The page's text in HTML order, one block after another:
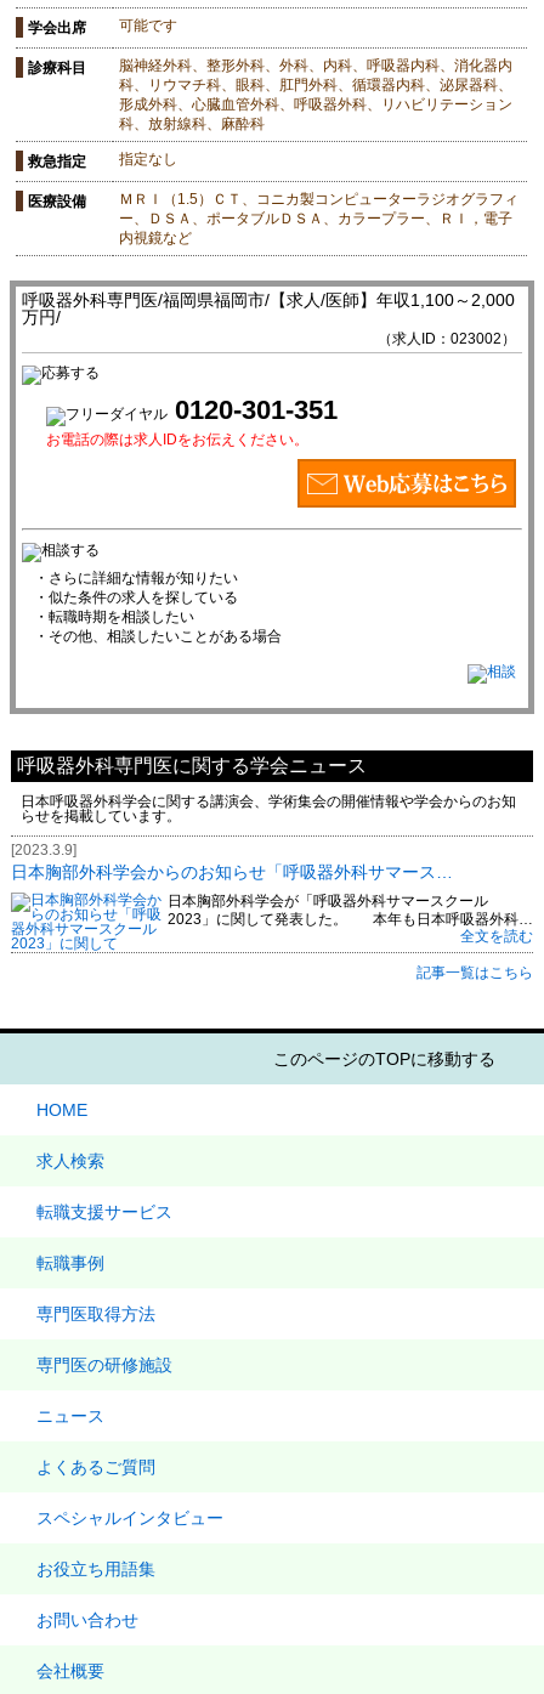
学会出席 可能です
診療科目
脳神経外科、整形外科、外科、内科、呼吸器内科、消化器内
科、リウマチ科、眼科、肛門外科、循環器内科、泌尿器科、
形成外科、心臓血管外科、呼吸器外科、リハビリテーション
科、放射線科、麻酔科
救急指定 指定なし
医療設備
ＭＲＩ（1.5）ＣＴ、コニカ製コンピューターラジオグラフィ
ー、ＤＳＡ、ポータブルＤＳＡ、カラープラー、ＲＩ，電子
内視鏡など
呼吸器外科専門医/福岡県福岡市/【求人/医師】年収1,100～2,000
万円/
（求人ID：023002）
0120-301-351
お電話の際は求人IDをお伝えください。
・さらに詳細な情報が知りたい
・似た条件の求人を探している
・転職時期を相談したい
・その他、相談したいことがある場合
呼吸器外科専門医に関する学会ニュース
日本呼吸器外科学会に関する講演会、学術集会の開催情報や学会からのお知
らせを掲載しています。
[2023.3.9]
日本胸部外科学会からのお知らせ「呼吸器外科サマース…
日本胸部外科学会が「呼吸器外科サマースクール
2023」に関して発表した。 本年も日本呼吸器外科…
全文を読む
記事一覧はこちら
このページのTOPに移動する
HOME
求人検索
転職支援サービス
転職事例
専門医取得方法
専門医の研修施設
ニュース
よくあるご質問
スペシャルインタビュー
お役立ち用語集
お問い合わせ
会社概要